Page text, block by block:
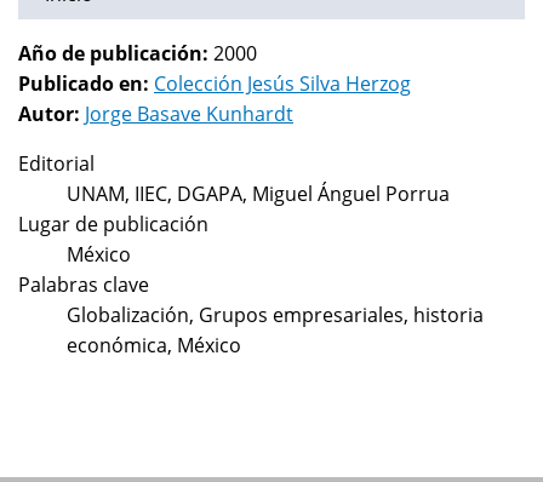
Año de publicación: 2000
Publicado en: Colección Jesús Silva Herzog
Autor: Jorge Basave Kunhardt
Editorial
UNAM, IIEC, DGAPA, Miguel Ánguel Porrua
Lugar de publicación
México
Palabras clave
Globalización, Grupos empresariales, historia
económica, México